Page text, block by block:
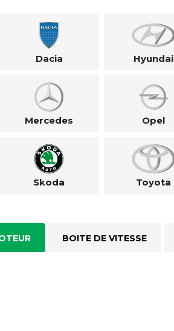
Dacia Hyundai
Mercedes Opel
Skoda Toyota
BOITE DE VITESSE